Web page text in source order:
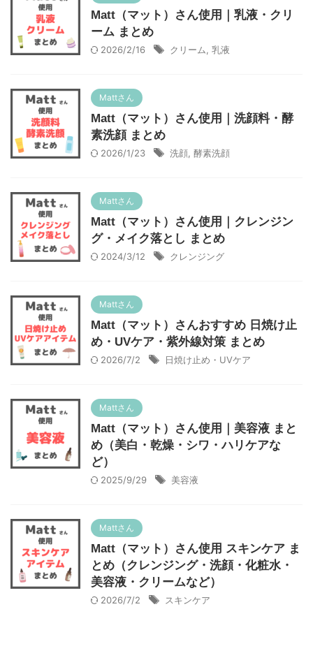
Matt（マット）さん使用｜乳液・クリ
ーム まとめ
2026/2/16 クリーム 乳液
Mattさん
Matt（マット）さん使用｜洗顔料・酵
素洗顔 まとめ
2026/1/23 洗顔 酵素洗顔
Mattさん
Matt（マット）さん使用｜クレンジン
グ・メイク落とし まとめ
2024/3/12 クレンジング
Mattさん
Matt（マット）さんおすすめ 日焼け止
め・UVケア・紫外線対策 まとめ
2026/7/2 日焼け止め・UVケア
Mattさん
Matt（マット）さん使用｜美容液 まと
め（美白・乾燥・シワ・ハリケアな
ど）
2025/9/29 美容液
Mattさん
Matt（マット）さん使用 スキンケア ま
とめ（クレンジング・洗顔・化粧水・
美容液・クリームなど）
2026/7/2 スキンケア